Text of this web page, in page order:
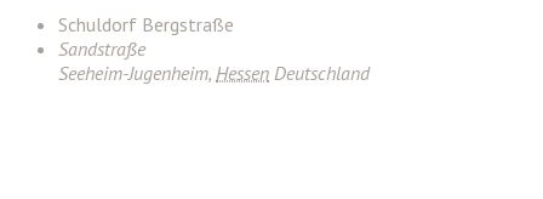
Schuldorf Bergstraße
Sandstraße
Seeheim-Jugenheim, Hessen Deutschland